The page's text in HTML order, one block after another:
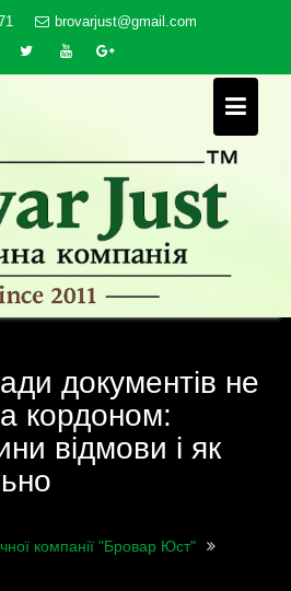
brovarjust@gmail.com
документів не
кордоном:
відмови і як
компанії "Бровар Юст"